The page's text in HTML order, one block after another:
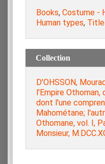
Books, Costume -
Human types,
Collection
D'OHSSON,
l'Empire
dont l'une
Mahométane;
Othomane, vol. I,
Monsieur,